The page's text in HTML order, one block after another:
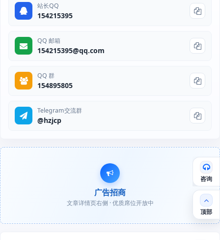
站长QQ
154215395
QQ 邮箱
154215395@qq.com
QQ 群
154895805
Telegram交流群
@hzjcp
广告招商
文章详情页右侧 · 优质席位开放中
咨询
顶部